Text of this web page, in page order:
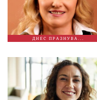
ДНЕС ПРАЗНУВА...